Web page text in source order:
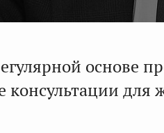
основе
консультации для